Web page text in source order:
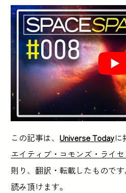
この記事は、 Universe Todayに
エイティブ・コモンズ・ライセ
則り、翻訳・転載したもので
読み頂けます。